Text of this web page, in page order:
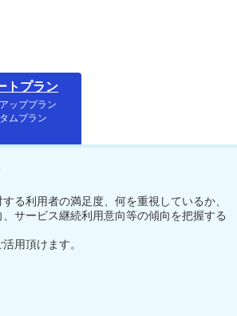
トプラン
ッププラン
ムプラン
る利用者の満足度、何を重視しているか、
サービス継続利用意向等の傾向を把握する
用頂けます。